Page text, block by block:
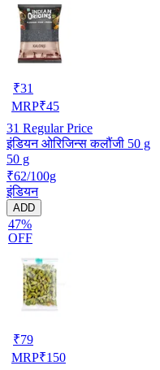
₹31
MRP₹45
31 Regular Price
इंडियन ओरिजिन्स कलौंजी 50 g
50 g
₹62/100g
इंडियन
ADD
47%
OFF
₹79
MRP₹150